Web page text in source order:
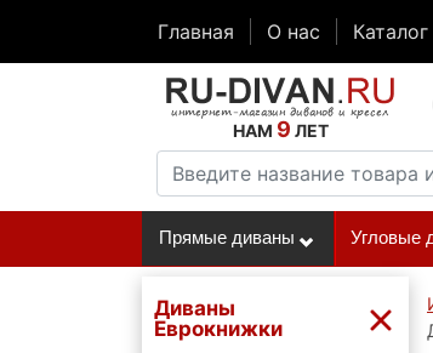
Главная О нас Каталог
НАМ 9 ЛЕТ
Прямые диваны Угловые
Диваны
Еврокнижки